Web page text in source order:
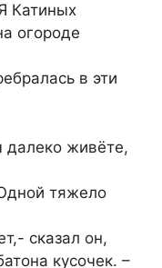
Катиных
огороде
в эти
далеко живёте,
тяжело
сказал он,
кусочек. –